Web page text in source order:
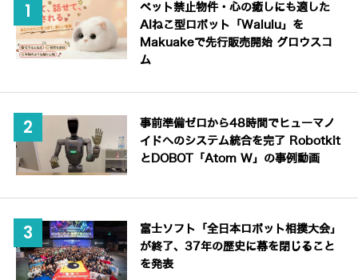
ペット禁止物件・心の癒しにも適した
AIねこ型ロボット「Walulu」を
Makuakeで先行販売開始 グロウスコ
ム
事前準備ゼロから48時間でヒューマノ
イドへのシステム統合を完了 Robotkit
とDOBOT「Atom W」の事例動画
富士ソフト「全日本ロボット相撲大会」
が終了、37年の歴史に幕を閉じること
を発表